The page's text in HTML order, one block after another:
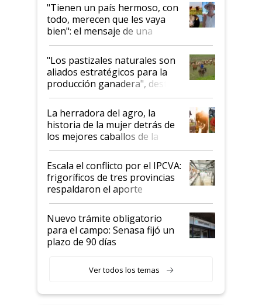
"Tienen un país hermoso, con
todo, merecen que les vaya
bien": el mensaje de una
ganadera uruguaya sobre las
oportunidades que se abren
para el agro en Argentina, con
foco en la carne
"Los pastizales naturales son
aliados estratégicos para la
producción ganadera", destaca
la iniciativa que ya reúne a 46
establecimientos en Argentina
La herradora del agro, la
historia de la mujer detrás de
los mejores caballos de la
Argentina y los mitos que
todavía hacen sufrir a estos
animales: "Mientras me
descalificaban, yo seguí
haciendo currículum"
Escala el conflicto por el IPCVA:
frigoríficos de tres provincias
respaldaron el aporte
obligatorio
Nuevo trámite obligatorio
para el campo: Senasa fijó un
plazo de 90 días
Ver todos los temas